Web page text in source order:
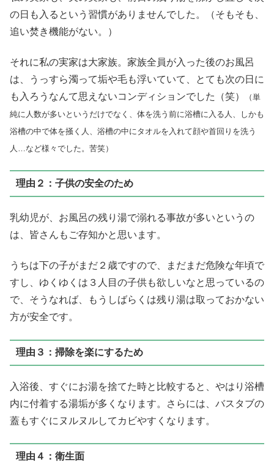
の日も入るという習慣がありませんでした。（そもそも、
追い焚き機能がない。）
それに私の実家は大家族。家族全員が入った後のお風呂
は、うっすら濁って垢や毛も浮いていて、とても次の日に
も入ろうなんて思えないコンディションでした（笑）
（単
純に人数が多いというだけでなく、体を洗う前に浴槽に入る人、しかも
浴槽の中で体を掻く人、浴槽の中にタオルを入れて顔や首回りを洗う
人…など様々でした。苦笑）
理由２：子供の安全のため
乳幼児が、お風呂の残り湯で溺れる事故が多いというの
は、皆さんもご存知かと思います。
うちは下の子がまだ２歳ですので、まだまだ危険な年頃で
すし、ゆくゆくは３人目の子供も欲しいなと思っているの
で、そうなれば、もうしばらくは残り湯は取っておかない
方が安全です。
理由３：掃除を楽にするため
入浴後、すぐにお湯を捨てた時と比較すると、やはり浴槽
内に付着する湯垢が多くなります。さらには、バスタブの
蓋もすぐにヌルヌルしてカビやすくなります。
理由４：衛生面